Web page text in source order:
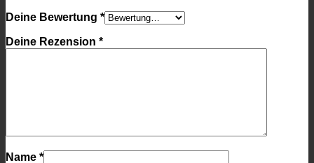
Deine Bewertung *
Deine Rezension *
Name *